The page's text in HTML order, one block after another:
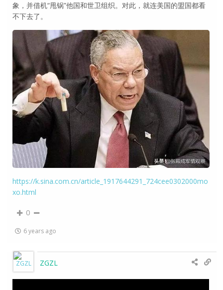
象，并借机“甩锅”他国和世卫组织。对此，就连美国的盟国都看
不下去了。
https://k.sina.com.cn/article_1917644291_724cee0302000mo
xo.html
0
6 years ago
ZGZL